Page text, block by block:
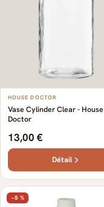
HOUSE DOCTOR
Vase Cylinder Clear - House
Doctor
13,00 €
Détail
−5 %